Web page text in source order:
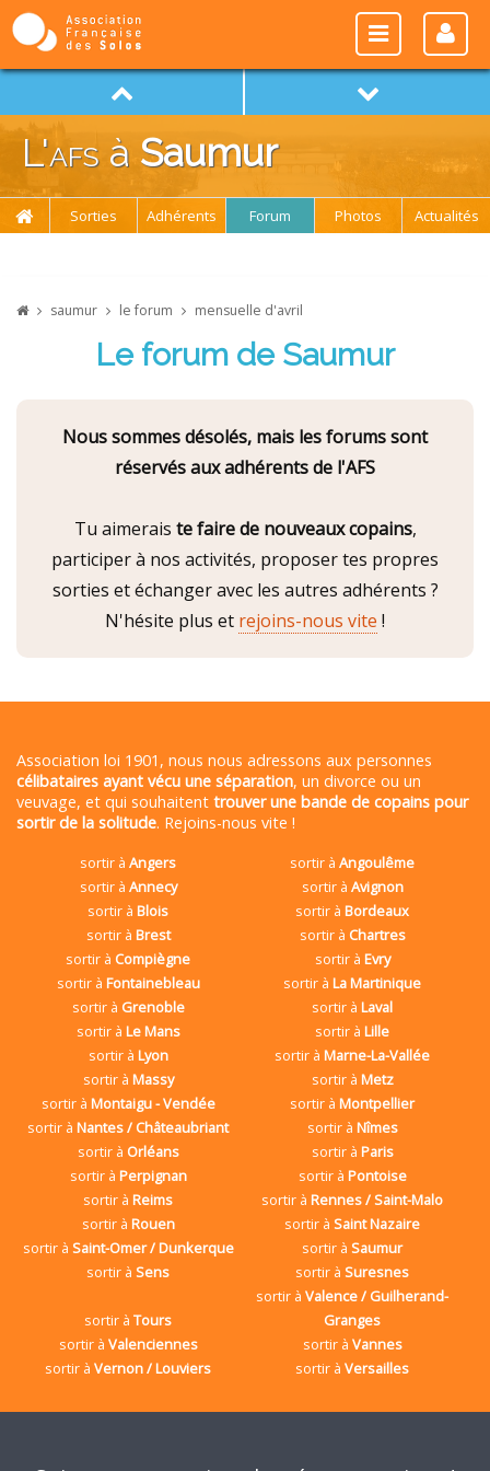
L'afs à Saumur
Sorties Adhérents Forum Photos Actualités
saumur le forum mensuelle d'avril
Le forum de Saumur
Nous sommes désolés, mais les forums sont
réservés aux adhérents de l'AFS
Tu aimerais te faire de nouveaux copains,
participer à nos activités, proposer tes propres
sorties et échanger avec les autres adhérents ?
N'hésite plus et rejoins-nous vite !
Association loi 1901, nous nous adressons aux personnes
célibataires ayant vécu une séparation, un divorce ou un
veuvage, et qui souhaitent trouver une bande de copains pour
sortir de la solitude. Rejoins-nous vite !
sortir àAngers sortir àAngoulême
sortir à Annecy sortir à Avignon
sortir àBlois sortir àBordeaux
sortir à Brest sortir à Chartres
sortir à Compiègne sortir à Evry
sortir à Fontainebleau sortir àLa Martinique
sortir à Grenoble sortir àLaval
sortir à Le Mans sortir àLille
sortir à Lyon sortir àMarne-La-Vallée
sortir à Massy sortir à Metz
sortir à Montaigu - Vendée sortir àMontpellier
sortir àNantes / Châteaubriant sortir à Nîmes
sortir à Orléans sortir à Paris
sortir à Perpignan sortir à Pontoise
sortir àReims sortir àRennes / Saint-Malo
sortir à Rouen sortir àSaint Nazaire
sortir à Saint-Omer / Dunkerque sortir àSaumur
sortir àSens sortir àSuresnes
sortir àTours
sortir àValence / Guilherand-
Granges
sortir à Valenciennes sortir à Vannes
sortir àVernon / Louviers sortir àVersailles